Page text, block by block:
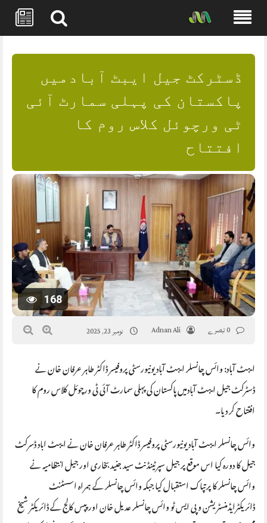
content
ڈسٹرکٹ جیل ایبٹ آبادمیں
پاکستان کی پہلی سمارٹ آئی
ٹی ورچوئل کلاس روم کا
افتتاح
168
Adnan Ali نومبر 23, 2025
ایبٹ آباد: وائس چانسلر ایبٹ آباد یونیورسٹی پروفیسر ڈاکٹر طاہر عرفان خان نے
ڈسٹرکٹ جیل ایبٹ آبادمیں پاکستان کی پہلی سمارٹ آئی ٹی ورچوئل کلاس روم کا
افتتاح کر دیا۔
وائس چانسلر ایبٹ آباد یونیورسٹی پروفیسر ڈاکٹر طاہر عرفان خان نے ایبٹ اباد ڈسرکٹ
جیل کا دورہ کیا اس موقع پر جیل سپرٹینڈنٹ سید جنید بخاری اور جیل انتظامیہ نے
وائس چانسلر کا پرتپاک استقبال کیا جبکہ وائس چانسلر کے ہمراہ اسسٹنٹ
ڈائریکٹرایڈمنسٹریشن و پی ایس ٹو وائس چانسلر عدیل خان اور پپس کالج کے ڈائریکٹر شیخ